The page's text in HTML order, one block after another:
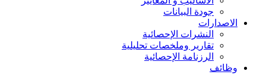
جودة البيانات
الاصدارات
النشرات الإحصائية
تقارير وملخصات تحليلية
الرزنامة الإحصائية
وظائف